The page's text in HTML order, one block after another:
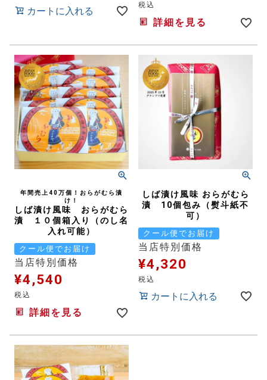
カートに入れる
税込
詳細を見る
年間売上40万個！おらがむら漬
け！
しば漬け風味 おらがむら
漬 １０個箱入り（のし名
入れ可能）
クール便でお届け
当店特別価格
¥4,540
税込
詳細を見る
しば漬け風味 おらがむら
漬 10個包み（熨斗紙不
可）
クール便でお届け
当店特別価格
¥4,320
税込
カートに入れる